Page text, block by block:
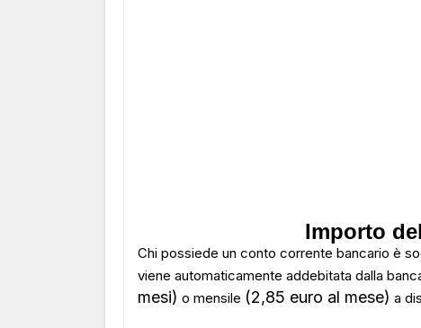
Importo
Chi possiede un conto corrente bancario è
viene automaticamente addebitata dalla
mesi) o mensile (2,85 euro al mese) a